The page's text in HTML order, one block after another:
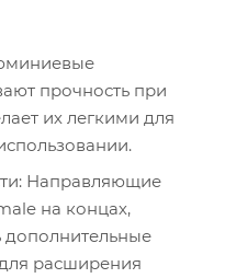
прочность при
их легкими для
Направляющие
на концах,
дополнительные
расширения